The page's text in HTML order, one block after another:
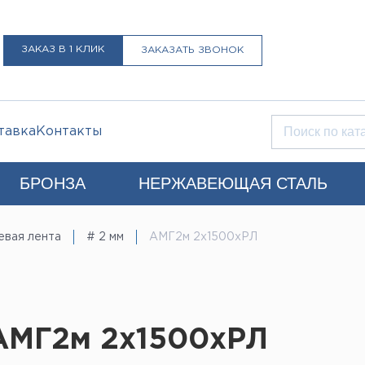
ЗАКАЗ В 1 КЛИК ЗАКАЗАТЬ ЗВОНОК
Контакты
БРОНЗА НЕРЖАВЕЮЩАЯ СТАЛЬ
лента # 2 мм АМГ2м 2х1500хРЛ
2х1500хРЛ